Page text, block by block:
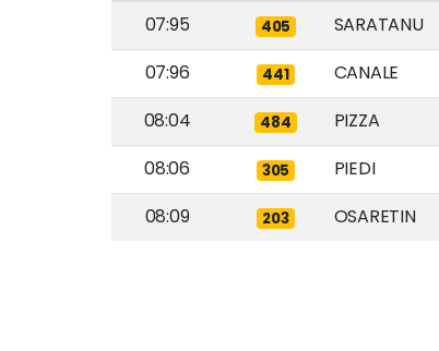
07:95
405 SARATANU
07:96
441 CANALE
08:04
484 PIZZA
08:06
305 PIEDI
08:09
203 OSARETIN